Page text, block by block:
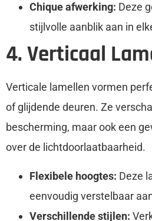
Chique afwerking: Deze
stijlvolle aanblik aan in
4. Verticaal
Verticale lamellen vormen
of glijdende deuren. Ze
bescherming, maar ook een
over de lichtdoorlaatbaarheid.
Flexibele hoogtes: Deze
eenvoudig verstelbaar
Verschillende stijlen: